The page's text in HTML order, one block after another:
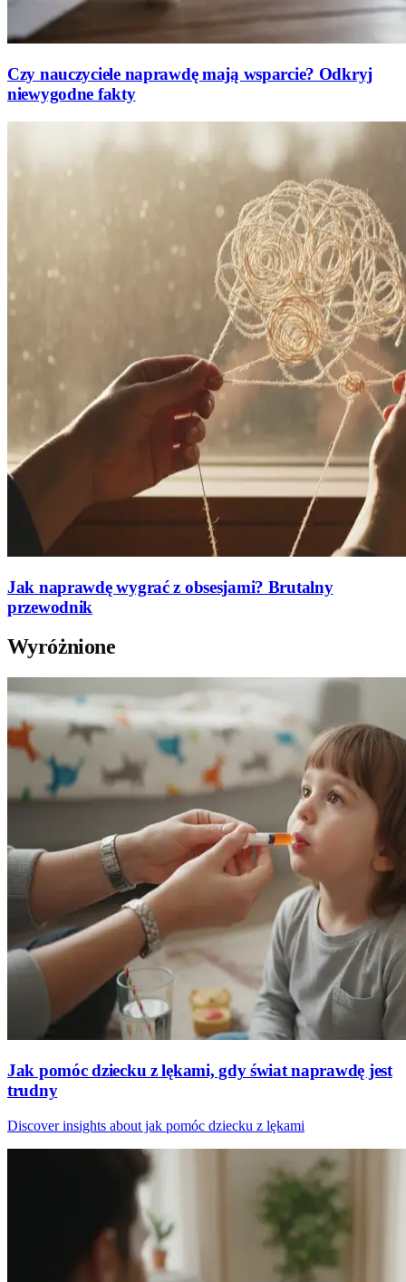
Czy nauczyciele naprawdę mają wsparcie? Odkryj
niewygodne fakty
Jak naprawdę wygrać z obsesjami? Brutalny
przewodnik
Wyróżnione
Jak pomóc dziecku z lękami, gdy świat naprawdę jest
trudny
Discover insights about jak pomóc dziecku z lękami